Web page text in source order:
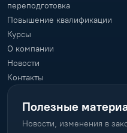
переподготовка
Повышение квалификации
Курсы
О компании
Новости
Контакты
Полезные
Новости, изменения в